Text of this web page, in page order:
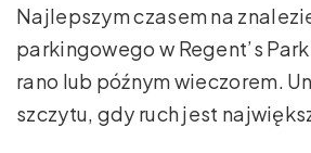
Najlepszym czasem na
parkingowego w Regent’s
rano lub późnym wieczorem.
szczytu, gdy ruch jest